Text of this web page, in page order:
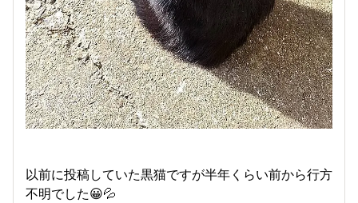
以前に投稿していた黒猫ですが半年くらい前から行方
不明でした😀💦